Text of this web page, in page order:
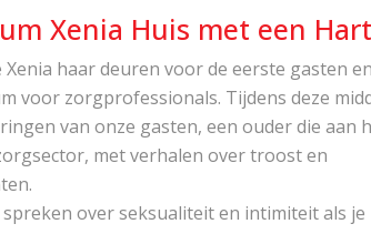
Xenia Huis met een Hart
haar deuren voor de eerste gasten en
voor zorgprofessionals. Tijdens deze
van onze gasten, een ouder die aan
met verhalen over troost en
spreken over seksualiteit en intimiteit als je